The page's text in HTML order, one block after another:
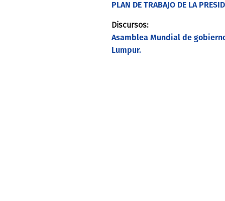
PLAN DE TRABAJO DE LA
Discursos:
Asamblea Mundial de
Lumpur.